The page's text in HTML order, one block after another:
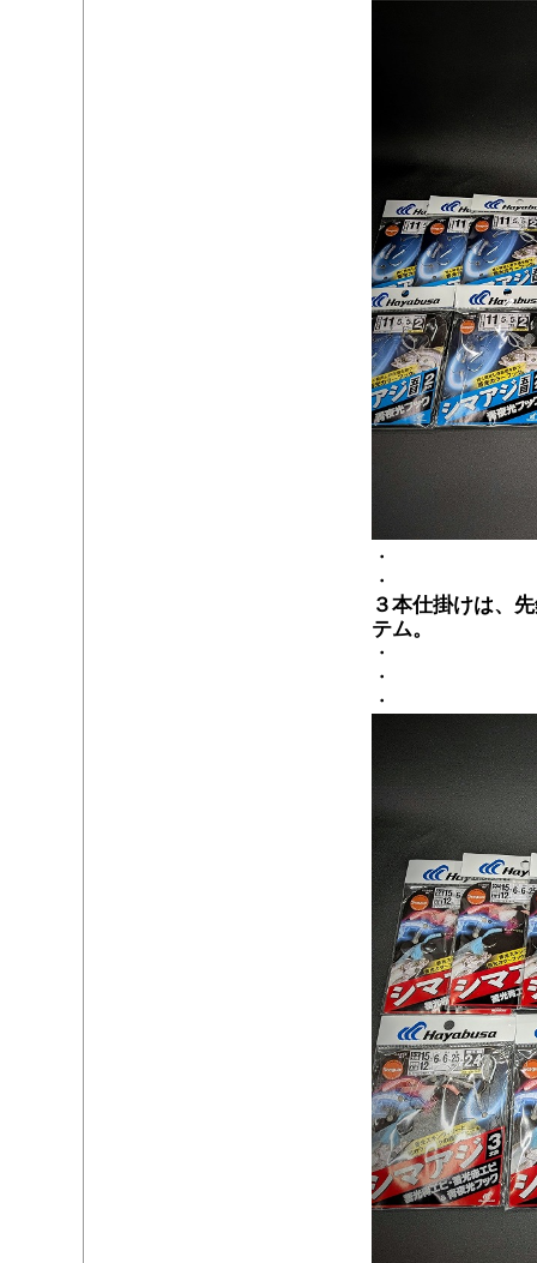
・
・
３本仕掛けは、
テム。
・
・
・